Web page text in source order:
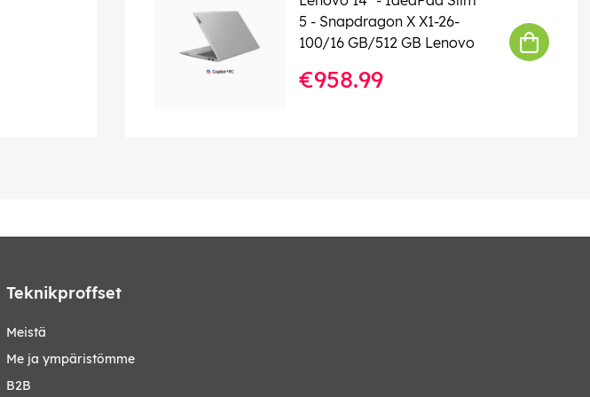
5 - Snapdragon X X1-26-
100/16 GB/512 GB Lenovo
€958.99
Teknikproffset
Meistä
Me ja ympäristömme
B2B